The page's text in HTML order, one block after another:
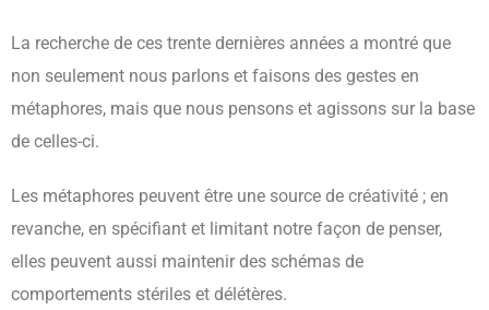
La recherche de ces trente dernières années a montré que
non seulement nous parlons et faisons des gestes en
métaphores, mais que nous pensons et agissons sur la base
de celles-ci.
Les métaphores peuvent être une source de créativité ; en
revanche, en spécifiant et limitant notre façon de penser,
elles peuvent aussi maintenir des schémas de
comportements stériles et délétères.